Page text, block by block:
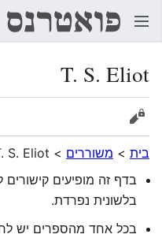
T. S. Eliot
הצגת מקור
בית > משוררים >
S. Eliot
בדף זה מופיעים
בלשונית נפרדת.
בכל אחד מהספרים יש